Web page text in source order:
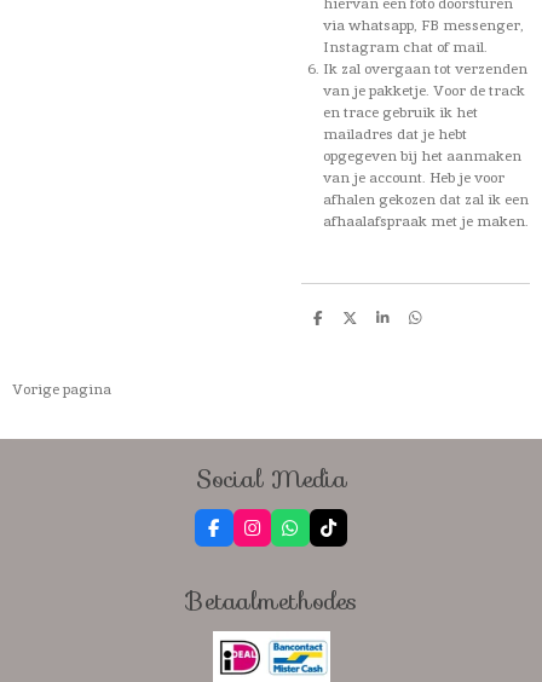
via whatsapp, FB messenger,
Instagram chat of mail.
Ik zal overgaan tot verzenden
van je pakketje. Voor de track
en trace gebruik ik het
mailadres dat je hebt
opgegeven bij het aanmaken
van je account. Heb je voor
afhalen gekozen dat zal ik een
afhaalafspraak met je maken.
D
D
S
D
Vorige pagina
Social Media
F
a
b
o
I
n
a
r
a
m
W
h
s
p
p
T
i
o
Betaalmethodes